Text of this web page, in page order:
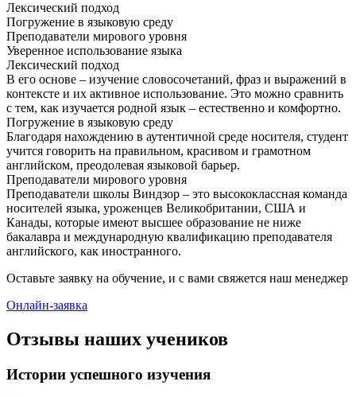
Лексический подход
Погружение в языковую среду
Преподаватели мирового уровня
Уверенное использование языка
Лексический подход
В его основе – изучение словосочетаний, фраз и выражений в
контексте и их активное использование. Это можно сравнить
с тем, как изучается родной язык – естественно и комфортно.
Погружение в языковую среду
Благодаря нахождению в аутентичной среде носителя, студент
учится говорить на правильном, красивом и грамотном
английском, преодолевая языковой барьер.
Преподаватели мирового уровня
Преподаватели школы Виндзор – это высококлассная команда
носителей языка, уроженцев Великобритании, США и
Канады, которые имеют высшее образование не ниже
бакалавра и международную квалификацию преподавателя
английского, как иностранного.
Оставьте заявку на обучение, и с вами свяжется наш менеджер
Онлайн-заявка
Отзывы наших учеников
Истории успешного изучения